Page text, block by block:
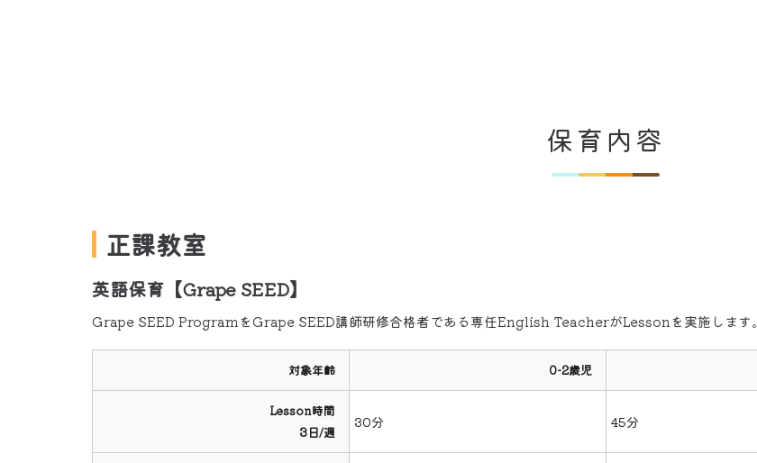
保育内容
正課教室
英語保育【Grape SEED】
Grape SEED ProgramをGrape SEED講師研修合格者である専任English TeacherがLessonを実施します。
対象年齢 0-2歳児
Lesson時間
3日/週
30分 45分